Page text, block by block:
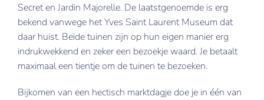
Secret en Jardin Majorelle. De laatstgenoemde is erg
bekend vanwege het Yves Saint Laurent Museum dat
daar huist. Beide tuinen zijn op hun eigen manier erg
indrukwekkend en zeker een bezoekje waard. Je betaalt
maximaal een tientje om de tuinen te bezoeken.
Bijkomen van een hectisch marktdagje doe je in één van